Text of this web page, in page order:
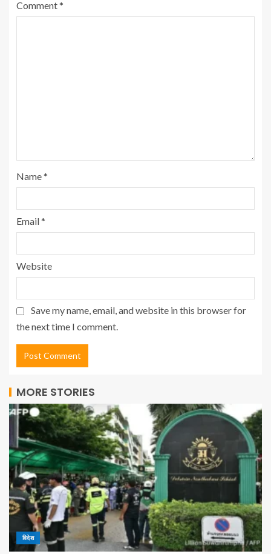
Comment*
Name*
Email*
Website
Save my name, email, and website in this browser for
the next time I comment.
MORE STORIES
विदेश